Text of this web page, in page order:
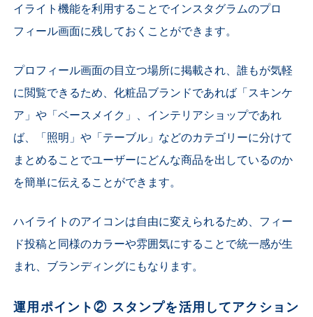
イライト機能を利用することでインスタグラムのプロ
フィール画面に残しておくことができます。
プロフィール画面の目立つ場所に掲載され、誰もが気軽
に閲覧できるため、化粧品ブランドであれば「スキンケ
ア」や「ベースメイク」、インテリアショップであれ
ば、「照明」や「テーブル」などのカテゴリーに分けて
まとめることでユーザーにどんな商品を出しているのか
を簡単に伝えることができます。
ハイライトのアイコンは自由に変えられるため、フィー
ド投稿と同様のカラーや雰囲気にすることで統一感が生
まれ、ブランディングにもなります。
運用ポイント② スタンプを活用してアクション